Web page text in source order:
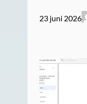
23 juni 2026